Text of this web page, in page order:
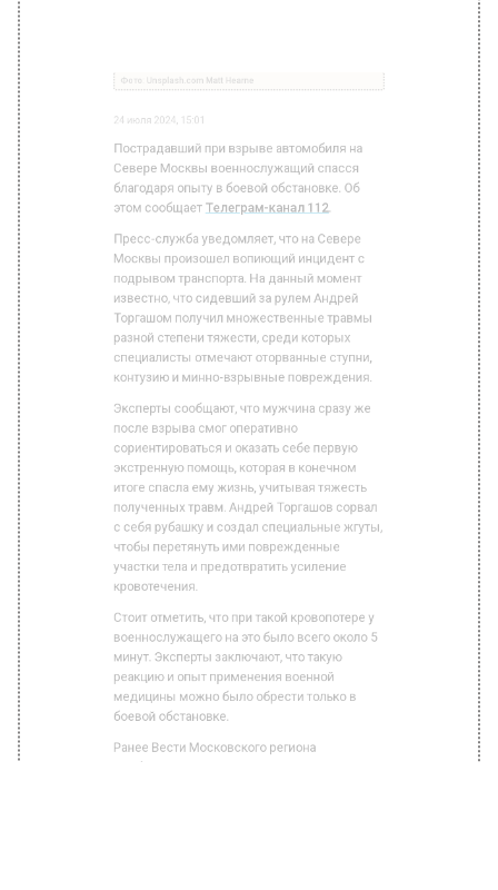
Москвы произошел вопиющий инцидент с
подрывом транспорта. На данный момент
известно, что сидевший за рулем Андрей
Торгашом получил множественные травмы
разной степени тяжести, среди которых
специалисты отмечают оторванные ступни,
контузию и минно-взрывные повреждения.
Эксперты сообщают, что мужчина сразу же
после взрыва смог оперативно
сориентироваться и оказать себе первую
экстренную помощь, которая в конечном
итоге спасла ему жизнь, учитывая тяжесть
полученных травм. Андрей Торгашов сорвал
с себя рубашку и создал специальные жгуты,
чтобы перетянуть ими поврежденные
участки тела и предотвратить усиление
кровотечения.
Стоит отметить, что при такой кровопотере у
военнослужащего на это было всего около 5
минут. Эксперты заключают, что такую
реакцию и опыт применения военной